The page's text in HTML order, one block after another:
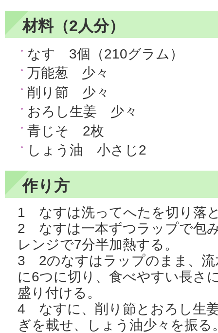
材料（2人分）
なす 3個（210グラム）
万能葱 少々
削り節 少々
おろし生姜 少々
青じそ 2枚
しょう油 小さじ2
作り方
1 なすは洗ってへたを切り落
2 なすは一本ずつラップで包
レンジで7分半加熱する。
3 2のなすはラップのまま、流
に6つに切り、食べやすい長さ
盛り付ける。
4 なすに、削り節とおろし生
ぎを載せ、しょう油少々を振る